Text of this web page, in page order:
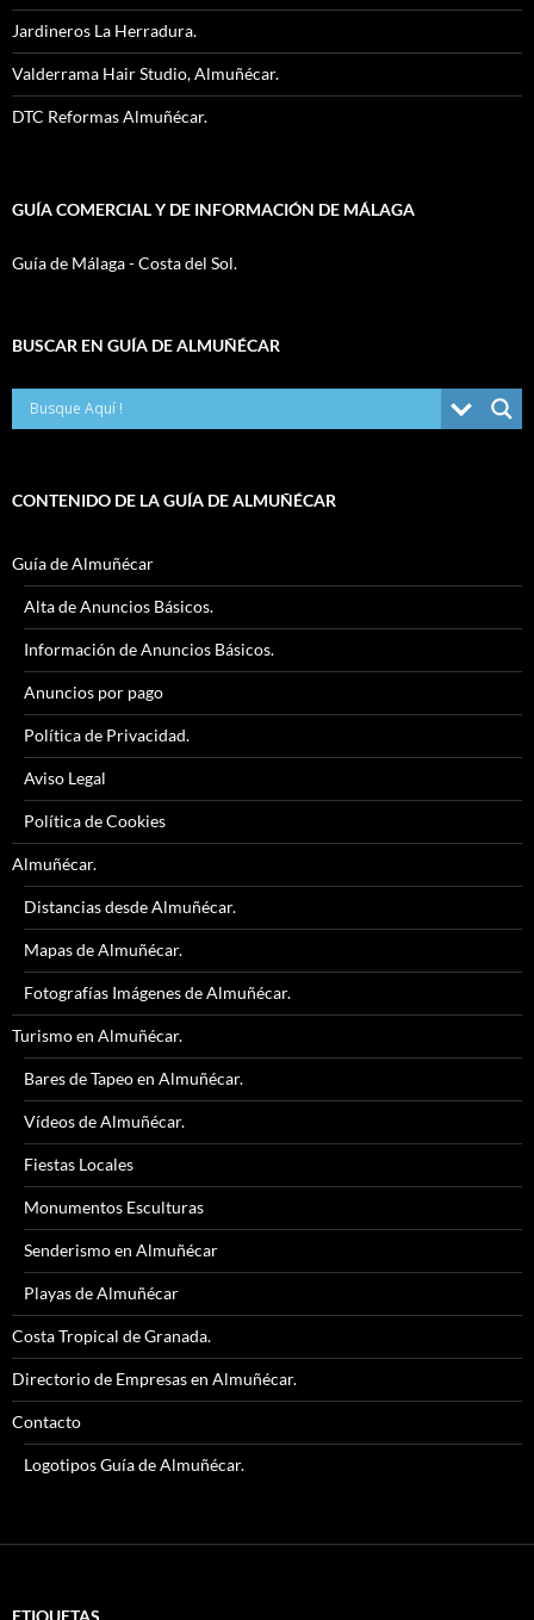
Jardineros La Herradura.
Valderrama Hair Studio, Almuñécar.
DTC Reformas Almuñécar.
GUÍA COMERCIAL Y DE INFORMACIÓN DE MÁLAGA
Guía de Málaga - Costa del Sol.
BUSCAR EN GUÍA DE ALMUÑÉCAR
CONTENIDO DE LA GUÍA DE ALMUÑÉCAR
Guía de Almuñécar
Alta de Anuncios Básicos.
Información de Anuncios Básicos.
Anuncios por pago
Política de Privacidad.
Aviso Legal
Política de Cookies
Almuñécar.
Distancias desde Almuñécar.
Mapas de Almuñécar.
Fotografías Imágenes de Almuñécar.
Turismo en Almuñécar.
Bares de Tapeo en Almuñécar.
Vídeos de Almuñécar.
Fiestas Locales
Monumentos Esculturas
Senderismo en Almuñécar
Playas de Almuñécar
Costa Tropical de Granada.
Directorio de Empresas en Almuñécar.
Contacto
Logotipos Guía de Almuñécar.
ETIQUETAS